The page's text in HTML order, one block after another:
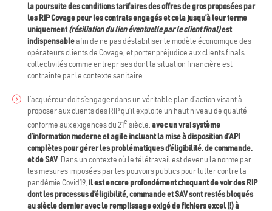
la poursuite des conditions tarifaires des offres de gros proposées par
les RIP Covage pour les contrats engagés et cela jusqu’à leur terme
uniquement (résiliation du lien éventuelle par le client final)est
indispensableafin de ne pas déstabiliser le modèle économique des
opérateurs clients de Covage, et porter préjudice aux clients finals
collectivités comme entreprises dont la situation financière est
contrainte par le contexte sanitaire.
l’acquéreur doit s’engager dans un véritable plan d’action visant à
proposer aux clients des RIP qu’il exploite un haut niveau de qualité
conforme aux exigences du 21e siècle, avec un vrai système
d’information moderne et agile incluant la mise à disposition d’API
complètes pour gérer les problématiques d’éligibilité, de commande,
et de SAV . Dans un contexte où le télétravail est devenu la norme par
les mesures imposées par les pouvoirs publics pour lutter contre la
pandémie Covid19, il est encore profondément choquant de voir des RIP
dont les processus d’éligibilité, commande et SAV sont restés bloqués
au siècle dernier avec le remplissage exigé de fichiers excel (!) à